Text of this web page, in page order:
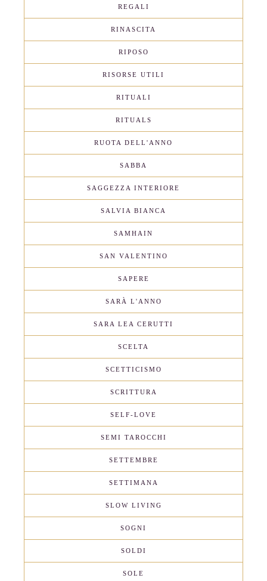
REGALI
RINASCITA
RIPOSO
RISORSE UTILI
RITUALI
RITUALS
RUOTA DELL'ANNO
SABBA
SAGGEZZA INTERIORE
SALVIA BIANCA
SAMHAIN
SAN VALENTINO
SAPERE
SARÀ L'ANNO
SARA LEA CERUTTI
SCELTA
SCETTICISMO
SCRITTURA
SELF-LOVE
SEMI TAROCCHI
SETTEMBRE
SETTIMANA
SLOW LIVING
SOGNI
SOLDI
SOLE